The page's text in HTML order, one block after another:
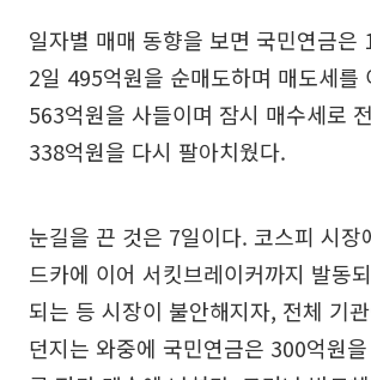
일자별 매매 동향을 보면 국민연금은
2일 495억원을 순매도하며 매도세를
563억원을 사들이며 잠시 매수세로
338억원을 다시 팔아치웠다.
눈길을 끈 것은 7일이다. 코스피 시장
드카에 이어 서킷브레이커까지 발동
되는 등 시장이 불안해지자, 전체 기
던지는 와중에 국민연금은 300억원